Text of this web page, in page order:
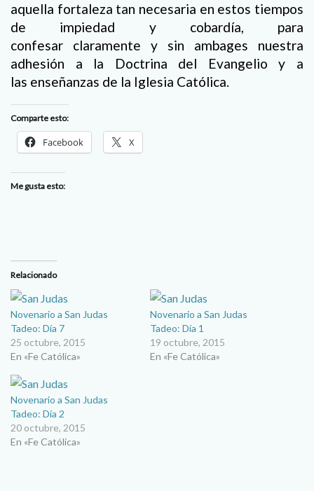
aquella fortaleza tan necesaria en estos tiempos
de impiedad y cobardía, para
confesar claramente y sin ambages nuestra
adhesión a la Doctrina del Evangelio y a
las enseñanzas de la Iglesia Católica.
Comparte esto:
Facebook X
Me gusta esto:
Relacionado
Novenario a San Judas
Tadeo: Día 7
25 octubre, 2015
En «Fe Católica»
Novenario a San Judas
Tadeo: Día 1
19 octubre, 2015
En «Fe Católica»
Novenario a San Judas
Tadeo: Día 2
20 octubre, 2015
En «Fe Católica»